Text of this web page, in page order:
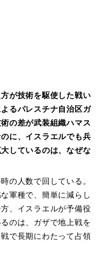
が技術を駆使した戦い
るパレスチナ自治区ガ
の差が武装組織ハマス
に、イスラエルでも兵
しているのは、なぜな
の人数で回している。
軍種で、簡単に減らし
、イスラエルが予備役
のは、ガザで地上戦を
で長期にわたって占領